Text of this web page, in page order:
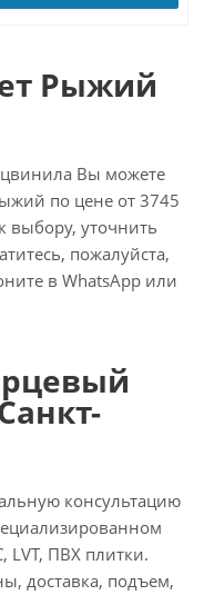
Рыжий
Вы можете
по цене от 3745
выбору, уточнить
пожалуйста,
в WhatsApp или
консультацию
LVT, ПВХ плитки.
доставка, подъем,